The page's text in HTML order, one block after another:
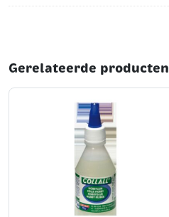
Gerelateerde producten